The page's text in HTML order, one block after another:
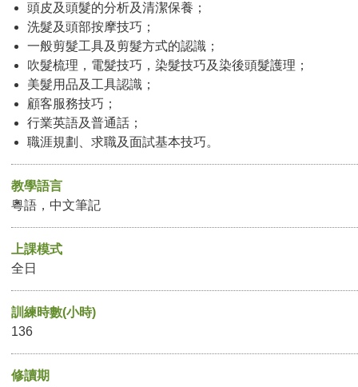
頭皮及頭髮的分析及清潔保養；
洗髮及頭部按摩技巧；
一般剪髮工具及剪髮方式的認識；
吹髮梳理，電髮技巧，染髮技巧及染後頭髮護理；
美髮用品及工具認識；
顧客服務技巧；
行業英語及普通話；
職涯規劃、求職及面試基本技巧。
教學語言
粵語，中文筆記
上課模式
全日
訓練時數(小時)
136
修讀期